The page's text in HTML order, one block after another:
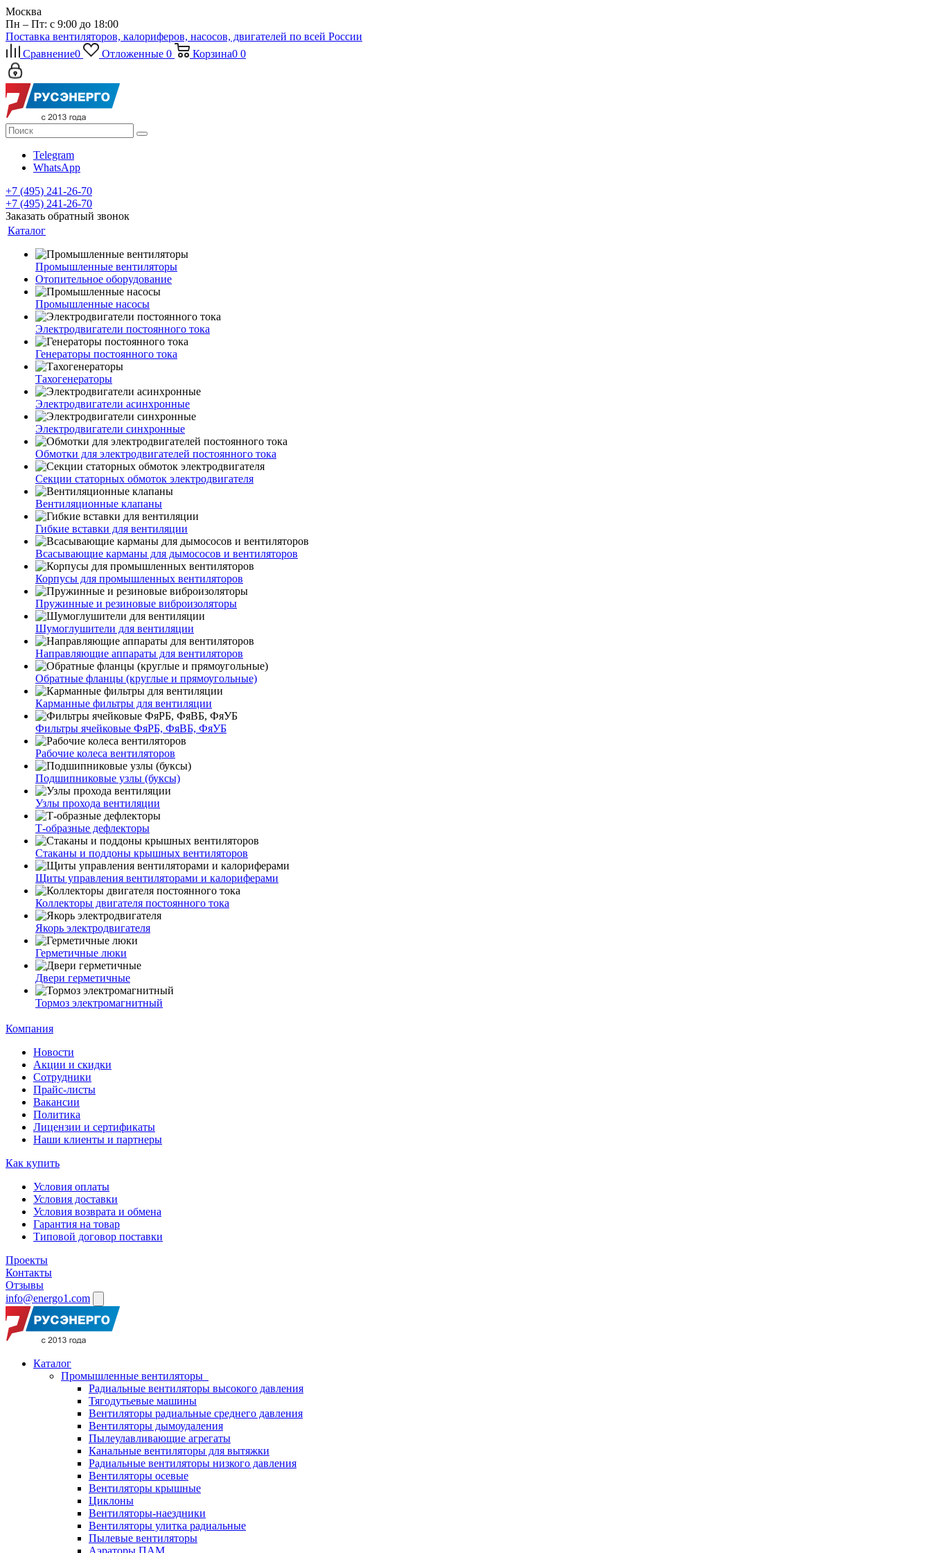
Москва
Пн – Пт: с 9:00 до 18:00
Поставка вентиляторов, калориферов, насосов, двигателей по всей России
Сравнение0 Отложенные 0 Корзина0 0
Telegram
WhatsApp
+7 (495) 241-26-70
+7 (495) 241-26-70
Заказать обратный звонок
Каталог
Промышленные вентиляторы
Отопительное оборудование
Промышленные насосы
Электродвигатели постоянного тока
Генераторы постоянного тока
Тахогенераторы
Электродвигатели асинхронные
Электродвигатели синхронные
Обмотки для электродвигателей постоянного тока
Секции статорных обмоток электродвигателя
Вентиляционные клапаны
Гибкие вставки для вентиляции
Всасывающие карманы для дымососов и вентиляторов
Корпусы для промышленных вентиляторов
Пружинные и резиновые виброизоляторы
Шумоглушители для вентиляции
Направляющие аппараты для вентиляторов
Обратные фланцы (круглые и прямоугольные)
Карманные фильтры для вентиляции
Фильтры ячейковые ФяРБ, ФяВБ, ФяУБ
Рабочие колеса вентиляторов
Подшипниковые узлы (буксы)
Узлы прохода вентиляции
Т-образные дефлекторы
Стаканы и поддоны крышных вентиляторов
Щиты управления вентиляторами и калориферами
Коллекторы двигателя постоянного тока
Якорь электродвигателя
Герметичные люки
Двери герметичные
Тормоз электромагнитный
Компания
Новости
Акции и скидки
Сотрудники
Прайс-листы
Вакансии
Политика
Лицензии и сертификаты
Наши клиенты и партнеры
Как купить
Условия оплаты
Условия доставки
Условия возврата и обмена
Гарантия на товар
Типовой договор поставки
Проекты
Контакты
Отзывы
info@energo1.com
Каталог
Промышленные вентиляторы
Радиальные вентиляторы высокого давления
Тягодутьевые машины
Вентиляторы радиальные среднего давления
Вентиляторы дымоудаления
Пылеулавливающие агрегаты
Канальные вентиляторы для вытяжки
Радиальные вентиляторы низкого давления
Вентиляторы осевые
Вентиляторы крышные
Циклоны
Вентиляторы-наездники
Вентиляторы улитка радиальные
Пылевые вентиляторы
Аэраторы ПАМ